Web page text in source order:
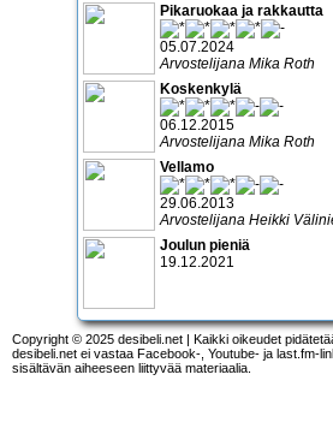
Pikaruokaa ja rakkautta
05.07.2024
Arvostelijana Mika Roth
Koskenkylä
06.12.2015
Arvostelijana Mika Roth
Vellamo
29.06.2013
Arvostelijana Heikki
Joulun pieniä
19.12.2021
Copyright © 2025 desibeli.net | Kaikki oikeudet
desibeli.net ei vastaa Facebook-, Youtube- ja last.fm-
sisältävän aiheeseen liittyvää materiaalia.